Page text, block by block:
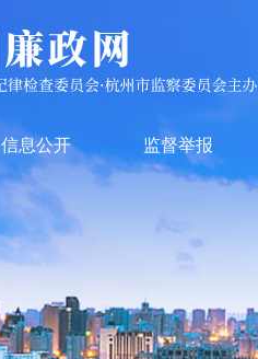
信息公开 监督举报